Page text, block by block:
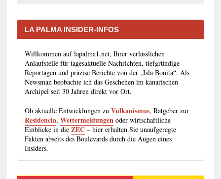
LA PALMA INSIDER-INFOS
Willkommen auf lapalma1.net, Ihrer verlässlichen
Anlaufstelle für tagesaktuelle Nachrichten, tiefgründige
Reportagen und präzise Berichte von der „Isla Bonita“. Als
Newsman beobachte ich das Geschehen im kanarischen
Archipel seit 30 Jahren direkt vor Ort.
Ob aktuelle Entwicklungen zu Vulkanismus, Ratgeber zur
Residencia, Wettermeldungenoder wirtschaftliche
Einblicke in die ZEC– hier erhalten Sie unaufgeregte
Fakten abseits des Boulevards durch die Augen eines
Insiders.